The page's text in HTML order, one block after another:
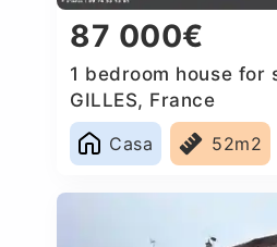
87 000€
1 bedroom house for
GILLES, France
Casa
52m2